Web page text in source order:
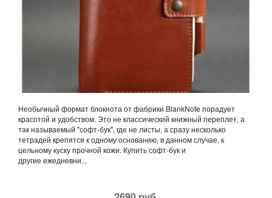
Необычный формат блокнота от фабрики BlankNote порадует
красотой и удобством. Это не классический книжный переплет, а
так называемый "софт-бук", где не листы, а сразу несколько
тетрадей крепятся к одному основанию, в данном случае, к
цельному куску прочной кожи. Купить софт-бук и
другие ежедневни...